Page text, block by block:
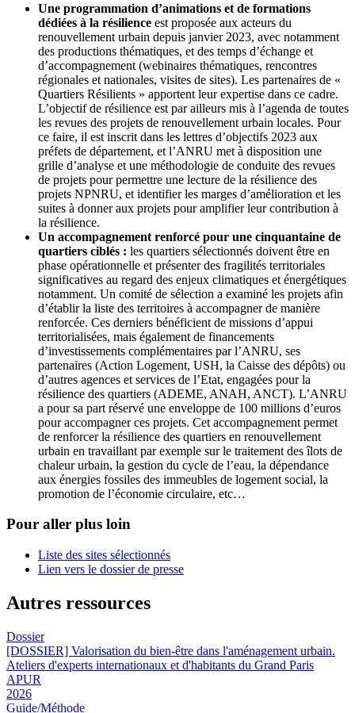
Une programmation d’animations et de formations
dédiées à la résilience est proposée aux acteurs du
renouvellement urbain depuis janvier 2023, avec notamment
des productions thématiques, et des temps d’échange et
d’accompagnement (webinaires thématiques, rencontres
régionales et nationales, visites de sites). Les partenaires de «
Quartiers Résilients » apportent leur expertise dans ce cadre.
L’objectif de résilience est par ailleurs mis à l’agenda de toutes
les revues des projets de renouvellement urbain locales. Pour
ce faire, il est inscrit dans les lettres d’objectifs 2023 aux
préfets de département, et l’ANRU met à disposition une
grille d’analyse et une méthodologie de conduite des revues
de projets pour permettre une lecture de la résilience des
projets NPNRU, et identifier les marges d’amélioration et les
suites à donner aux projets pour amplifier leur contribution à
la résilience.
Un accompagnement renforcé pour une cinquantaine de
quartiers ciblés : les quartiers sélectionnés doivent être en
phase opérationnelle et présenter des fragilités territoriales
significatives au regard des enjeux climatiques et énergétiques
notamment. Un comité de sélection a examiné les projets afin
d’établir la liste des territoires à accompagner de manière
renforcée. Ces derniers bénéficient de missions d’appui
territorialisées, mais également de financements
d’investissements complémentaires par l’ANRU, ses
partenaires (Action Logement, USH, la Caisse des dépôts) ou
d’autres agences et services de l’Etat, engagées pour la
résilience des quartiers (ADEME, ANAH, ANCT). L’ANRU
a pour sa part réservé une enveloppe de 100 millions d’euros
pour accompagner ces projets. Cet accompagnement permet
de renforcer la résilience des quartiers en renouvellement
urbain en travaillant par exemple sur le traitement des îlots de
chaleur urbain, la gestion du cycle de l’eau, la dépendance
aux énergies fossiles des immeubles de logement social, la
promotion de l’économie circulaire, etc…
Pour aller plus loin
Liste des sites sélectionnés
Lien vers le dossier de presse
Autres ressources
Dossier
[DOSSIER] Valorisation du bien-être dans l'aménagement urbain.
Ateliers d'experts internationaux et d'habitants du Grand Paris
APUR
2026
Guide/Méthode